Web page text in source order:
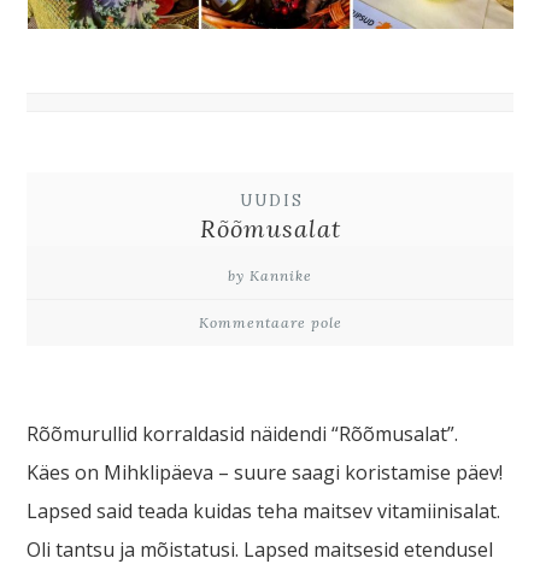
UUDIS
Rõõmusalat
by Kannike
Kommentaare pole
Rõõmurullid korraldasid näidendi “Rõõmusalat”.
Käes on Mihklipäeva – suure saagi koristamise päev!
Lapsed said teada kuidas teha maitsev vitamiinisalat.
Oli tantsu ja mõistatusi. Lapsed maitsesid etendusel